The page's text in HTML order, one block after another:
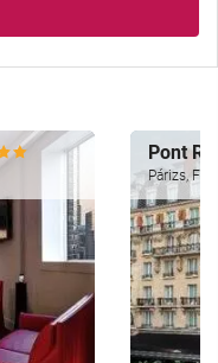
Pont
Párizs,